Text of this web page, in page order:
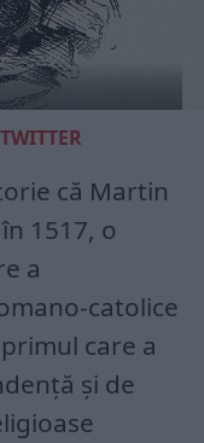
TWITTER
că Martin
1517, o
a
catolice
care a
și de